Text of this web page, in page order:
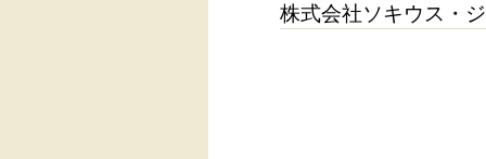
株式会社ソキウス・